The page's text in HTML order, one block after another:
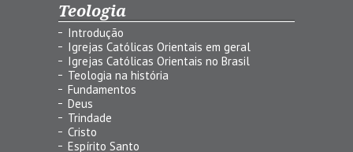
Teologia
Introdução
Igrejas Católicas Orientais em geral
Igrejas Católicas Orientais no Brasil
Teologia na história
Fundamentos
Deus
Trindade
Cristo
Espírito Santo